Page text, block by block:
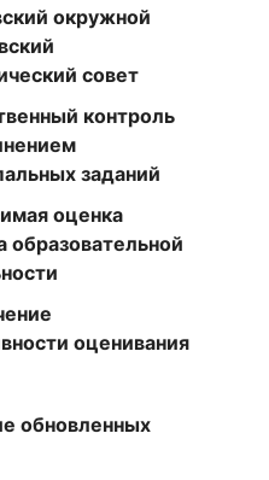
окружной
совет
контроль
заданий
оценка
образовательной
оценивания
обновленных